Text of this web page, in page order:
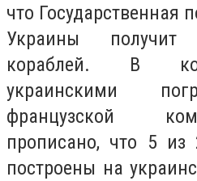
что Государственная
Украины
кораблей. В
украинскими
французской
прописано, что 5 из
построены на